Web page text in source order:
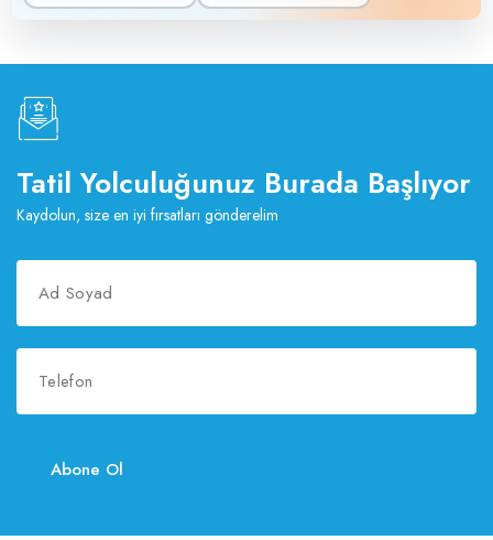
Tatil Yolculuğunuz Burada Başlıyor
Kaydolun, size en iyi fırsatları gönderelim
Abone Ol